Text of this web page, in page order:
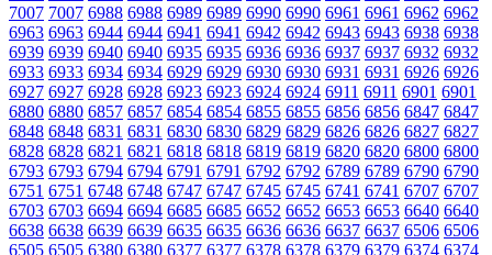
7007 7007 6988 6988 6989 6989 6990 6990 6961 6961 6962 6962
6963 6963 6944 6944 6941 6941 6942 6942 6943 6943 6938 6938
6939 6939 6940 6940 6935 6935 6936 6936 6937 6937 6932 6932
6933 6933 6934 6934 6929 6929 6930 6930 6931 6931 6926 6926
6927 6927 6928 6928 6923 6923 6924 6924 6911 6911 6901 6901
6880 6880 6857 6857 6854 6854 6855 6855 6856 6856 6847 6847
6848 6848 6831 6831 6830 6830 6829 6829 6826 6826 6827 6827
6828 6828 6821 6821 6818 6818 6819 6819 6820 6820 6800 6800
6793 6793 6794 6794 6791 6791 6792 6792 6789 6789 6790 6790
6751 6751 6748 6748 6747 6747 6745 6745 6741 6741 6707 6707
6703 6703 6694 6694 6685 6685 6652 6652 6653 6653 6640 6640
6638 6638 6639 6639 6635 6635 6636 6636 6637 6637 6506 6506
6505 6505 6380 6380 6377 6377 6378 6378 6379 6379 6374 6374